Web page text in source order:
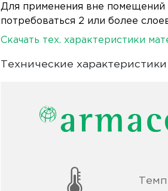
Для применения вне помещений
потребоваться 2 или более
Скачать тех. характеристики
Технические характеристики